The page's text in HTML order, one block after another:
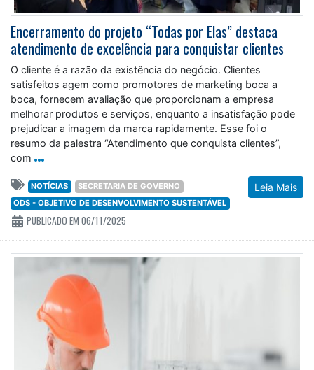
Encerramento do projeto “Todas por Elas” destaca
atendimento de excelência para conquistar clientes
O cliente é a razão da existência do negócio. Clientes
satisfeitos agem como promotores de marketing boca a
boca, fornecem avaliação que proporcionam a empresa
melhorar produtos e serviços, enquanto a insatisfação pode
prejudicar a imagem da marca rapidamente. Esse foi o
resumo da palestra “Atendimento que conquista clientes”,
com
Leia Mais
NOTÍCIAS
SECRETARIA DE GOVERNO
ODS - OBJETIVO DE DESENVOLVIMENTO SUSTENTÁVEL
PUBLICADO EM 06/11/2025